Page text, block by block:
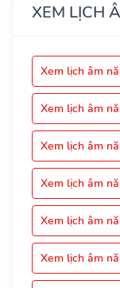
XEM LỊCH
Xem lịch âm
Xem lịch âm
Xem lịch âm
Xem lịch âm
Xem lịch âm
Xem lịch âm